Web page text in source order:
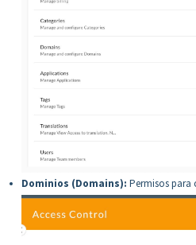
Dominios (Domains): Permisos para